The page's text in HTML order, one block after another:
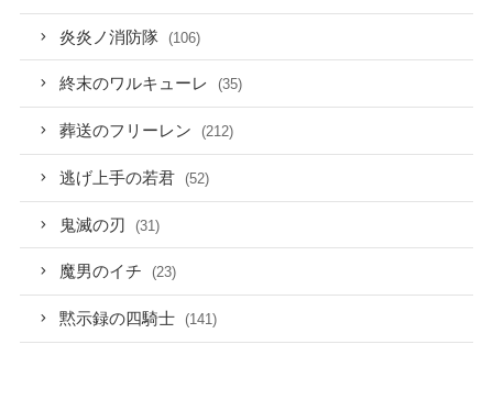
炎炎ノ消防隊 (106)
終末のワルキューレ (35)
葬送のフリーレン (212)
逃げ上手の若君 (52)
鬼滅の刃 (31)
魔男のイチ (23)
黙示録の四騎士 (141)